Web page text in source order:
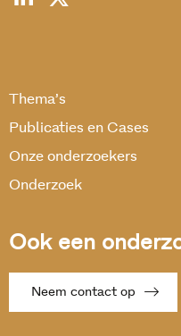
Thema’s
Publicaties en Cases
Onze onderzoekers
Onderzoek
Ook een
Neem contact op